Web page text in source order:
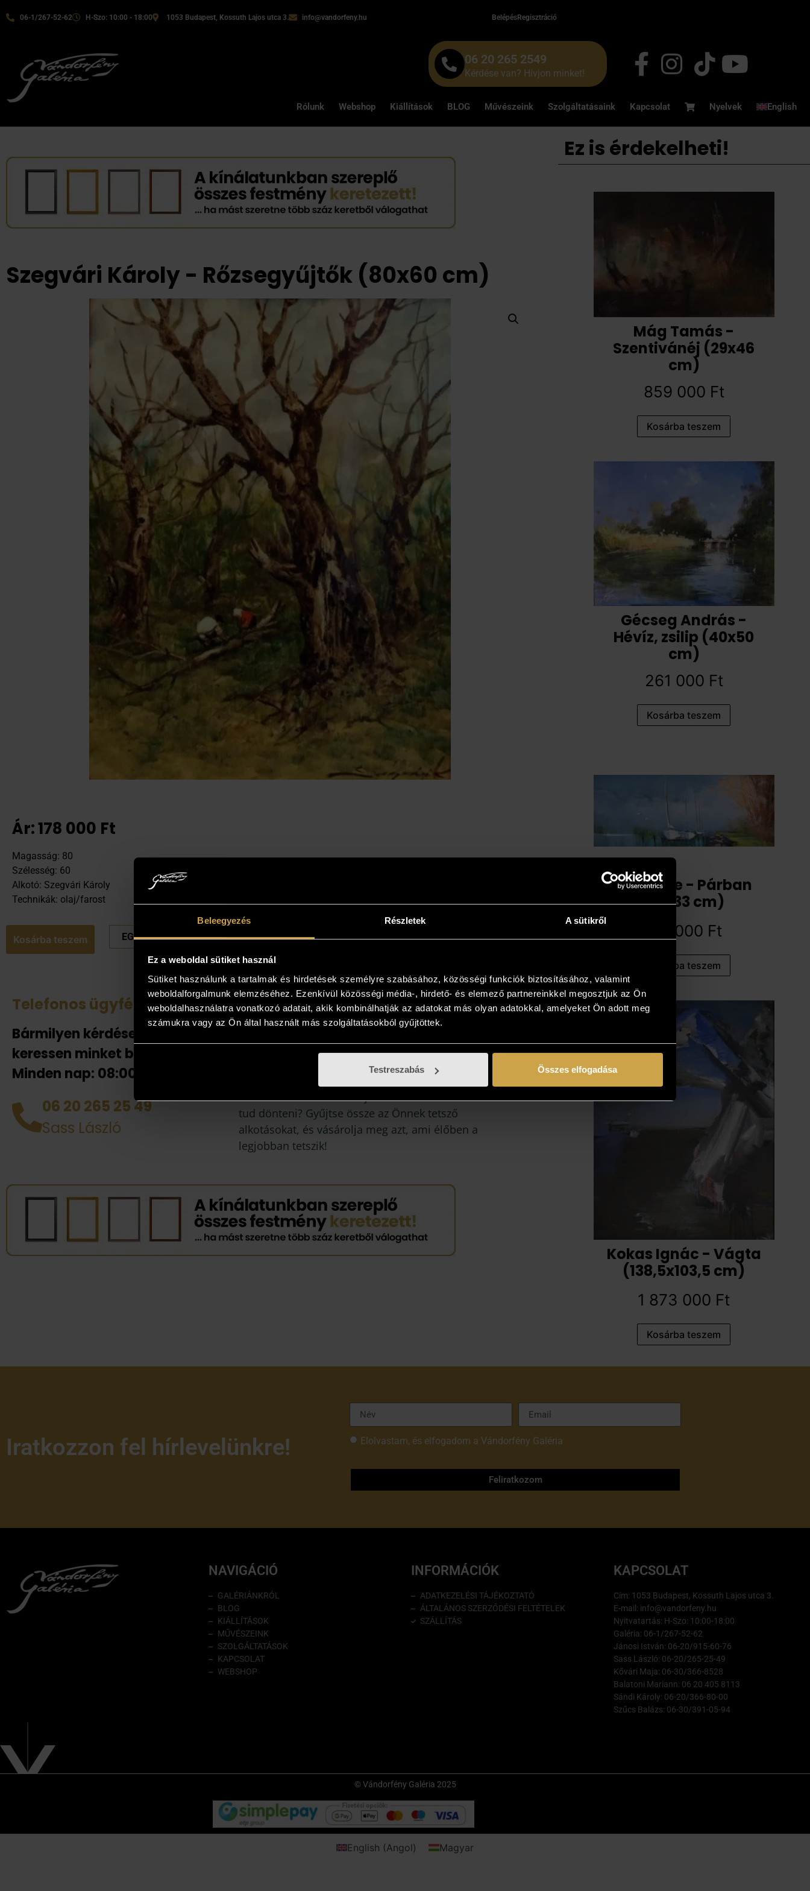
Beleegyezés Részletek A sütikről
Ez a weboldal sütiket használ
Sütiket használunk a tartalmak és hirdetések személyre szabásához, közösségi funkciók biztosításához, valamint
weboldalforgalmunk elemzéséhez. Ezenkívül közösségi média-, hirdető- és elemező partnereinkkel megosztjuk az Ön
weboldalhasználatra vonatkozó adatait, akik kombinálhatják az adatokat más olyan adatokkal, amelyeket Ön adott meg
számukra vagy az Ön által használt más szolgáltatásokból gyűjtöttek.
Testreszabás Összes elfogadása
06-1/267-52-62 H-Szo: 10:00 - 18:00 1053 Budapest, Kossuth Lajos utca 3. info@vandorfeny.hu BelépésRegisztráció
06 20 265 2549
Kérdése van? Hívjon minket!
Rólunk Webshop Kiállítások BLOG Művészeink Szolgáltatásaink Kapcsolat Nyelvek English
Szegvári Károly - Rőzsegyűjtők (80x60 cm)
Ár:178 000 Ft
Magasság: 80
Szélesség: 60
Alkotó: Szegvári Károly
Technikák: olaj/farost
Kosárba teszem EGYEDI ÁRAT KÉREK
Telefonos ügyfélszolgálat
Bármilyen kérdése van
keressen minket bizalommal!
Minden nap: 08:00-20:00-ig!
06 20 265 25 49
Sass László
Tekintse meg az otthonában!
Amennyiben a műalkotás elnyerte tetszését
jelentkezzen, és kollégáink bővebb felvilágosítást
adnak! Lehetősége van az otthonában, a végleges
tud dönteni? Gyűjtse össze az Önnek tetsző
alkotásokat, és vásárolja meg azt, ami élőben a
legjobban tetszik!
Ez is érdekelheti!
Mág Tamás -
Szentivánéj (29x46
cm)
859 000 Ft
Kosárba teszem
Gécseg András -
Hévíz, zsilip (40x50
cm)
261 000 Ft
Kosárba teszem
Pósa Ede - Párban
(13x33 cm)
151 000 Ft
Kosárba teszem
Kokas Ignác - Vágta
(138,5x103,5 cm)
1 873 000 Ft
Kosárba teszem
Iratkozzon fel hírlevelünkre! Elolvastam, és elfogadom a Vándorfény Galéria
Feliratkozom
NAVIGÁCIÓ
GALÉRIÁNKRÓL
BLOG
KIÁLLÍTÁSOK
MŰVÉSZEINK
SZOLGÁLTATÁSOK
KAPCSOLAT
WEBSHOP
INFORMÁCIÓK
ADATKEZELÉSI TÁJÉKOZTATÓ
ÁLTALÁNOS SZERZŐDÉSI FELTÉTELEK
SZÁLLÍTÁS
KAPCSOLAT
Cím: 1053 Budapest, Kossuth Lajos utca 3.
E-mail: info@vandorfeny.hu
Nyitvatartás: H-Szo: 10:00-18:00
Galéria: 06-1/267-52-62
Jánosi István: 06-20/915-60-76
Sass László: 06-20/265-25-49
Kővári Maja: 06-30/366-8528
Balatoni Mariann: 06 20 405 8113
Sándi Károly: 06-20/366-80-00
Szűcs Balázs: 06-30/391-05-94
© Vándorfény Galéria 2025
English (Angol) Magyar